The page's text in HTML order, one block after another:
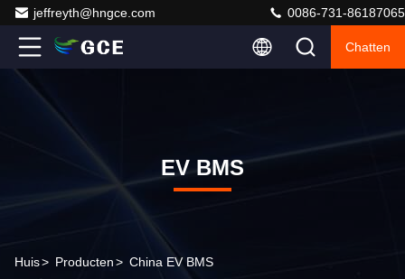
jeffreyth@hngce.com 0086-731-86187065
Chatten
EV BMS
Huis> Producten> China EV BMS